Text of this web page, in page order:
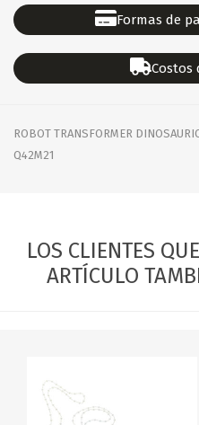
Formas de
Costos
ROBOT TRANSFORMER
Q42M21
LOS CLIENTES
ARTÍCULO